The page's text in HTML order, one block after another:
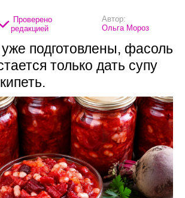
Проверено
редакцией
Автор:
Ольга Мороз
подготовлены, фасоль
только дать супу